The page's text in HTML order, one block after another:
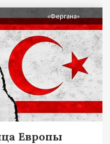
«Фергана»
Европы